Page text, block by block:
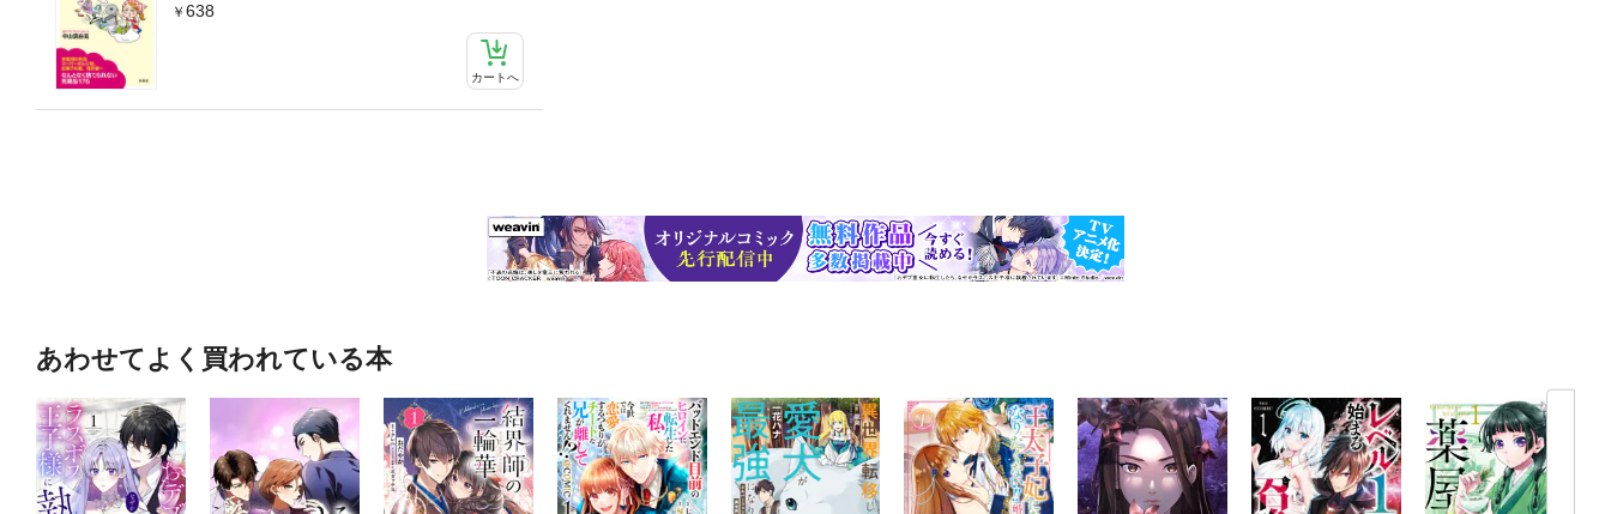
638
カートへ
あわせてよく買われている本